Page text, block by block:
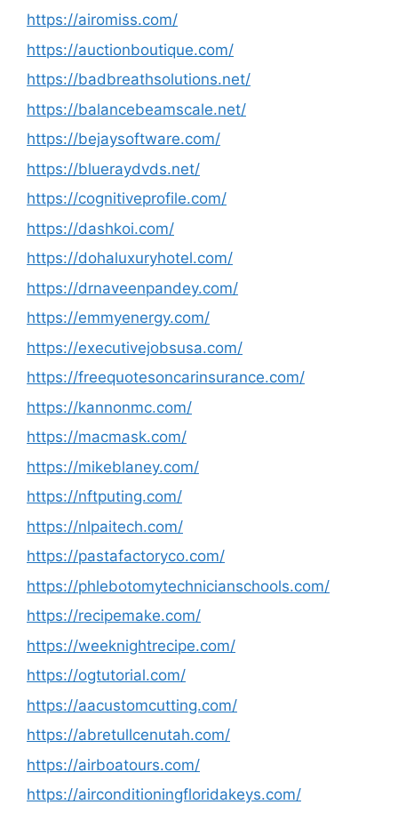
https://airomiss.com/
https://auctionboutique.com/
https://badbreathsolutions.net/
https://balancebeamscale.net/
https://bejaysoftware.com/
https://blueraydvds.net/
https://cognitiveprofile.com/
https://dashkoi.com/
https://dohaluxuryhotel.com/
https://drnaveenpandey.com/
https://emmyenergy.com/
https://executivejobsusa.com/
https://freequotesoncarinsurance.com/
https://kannonmc.com/
https://macmask.com/
https://mikeblaney.com/
https://nftputing.com/
https://nlpaitech.com/
https://pastafactoryco.com/
https://phlebotomytechnicianschools.com/
https://recipemake.com/
https://weeknightrecipe.com/
https://ogtutorial.com/
https://aacustomcutting.com/
https://abretullcenutah.com/
https://airboatours.com/
https://airconditioningfloridakeys.com/